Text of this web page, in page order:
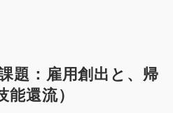
題：雇用創出と、帰
能還流）